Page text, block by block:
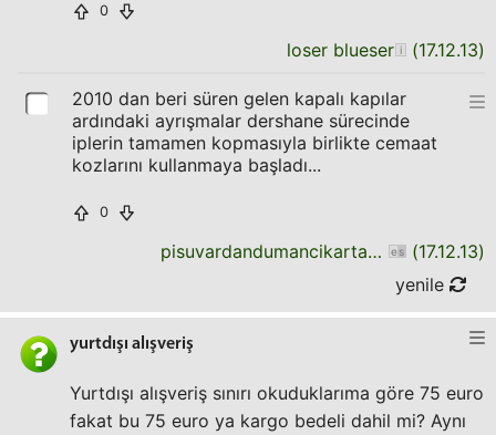
0
loser blueser (17.12.13)
2010 dan beri süren gelen kapalı kapılar
ardındaki ayrışmalar dershane sürecinde
iplerin tamamen kopmasıyla birlikte cemaat
kozlarını kullanmaya başladı...
0
pisuvardandumancikartanadam (17.12.13)
yenile
yurtdışı alışveriş
Yurtdışı alışveriş sınırı okuduklarıma göre 75 euro
fakat bu 75 euro ya kargo bedeli dahil mi? Aynı